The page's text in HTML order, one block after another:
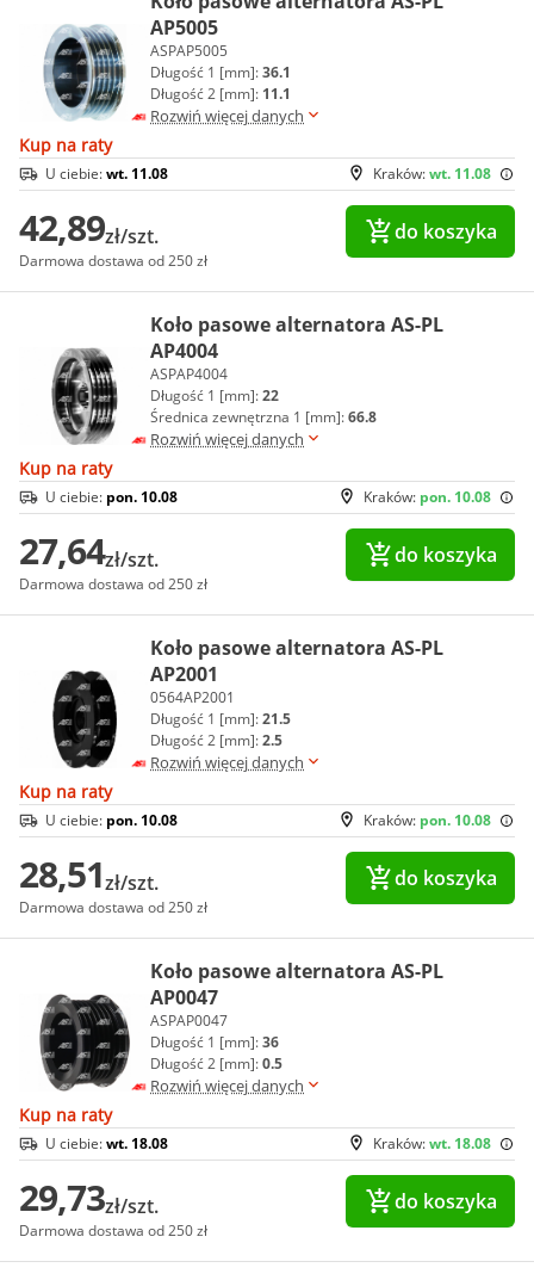
AP5005
ASPAP5005
Długość 1 [mm]:36.1
Długość 2 [mm]: 11.1
Rozwiń więcej danych
Kup na raty
Kraków:wt. 11.08
U ciebie:wt. 11.08
42,89zł/szt.
Darmowa dostawa od 250 zł
do koszyka
Koło pasowe alternatora AS-PL
AP4004
ASPAP4004
Długość 1 [mm]:22
Średnica zewnętrzna 1 [mm]:66.8
Rozwiń więcej danych
Kup na raty
Kraków: pon. 10.08
U ciebie: pon. 10.08
27,64zł/szt.
Darmowa dostawa od 250 zł
do koszyka
Koło pasowe alternatora AS-PL
AP2001
0564AP2001
Długość 1 [mm]:21.5
Długość 2 [mm]:2.5
Rozwiń więcej danych
Kup na raty
Kraków: pon. 10.08
U ciebie: pon. 10.08
28,51zł/szt.
Darmowa dostawa od 250 zł
do koszyka
Koło pasowe alternatora AS-PL
AP0047
ASPAP0047
Długość 1 [mm]:36
Długość 2 [mm]:0.5
Rozwiń więcej danych
Kup na raty
Kraków:wt. 18.08
U ciebie:wt. 18.08
29,73zł/szt.
Darmowa dostawa od 250 zł
do koszyka